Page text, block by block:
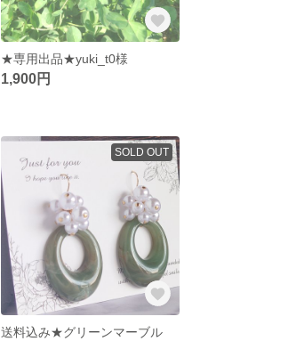
★専用出品★yuki_t0様
1,900円
SOLD OUT
送料込み★グリーンマーブル